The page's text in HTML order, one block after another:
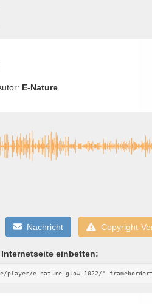
E-Nature
Nachricht Copyright-
einbetten: